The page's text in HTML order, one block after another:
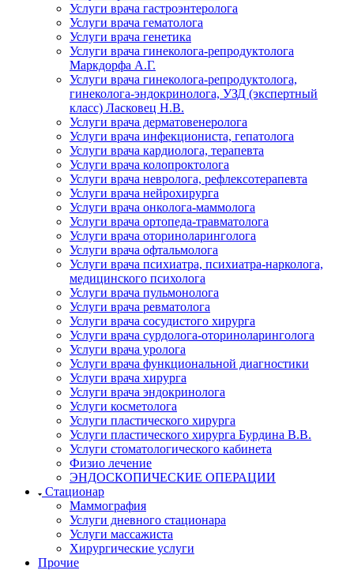
Услуги врача гастроэнтеролога
Услуги врача гематолога
Услуги врача генетика
Услуги врача гинеколога-репродуктолога
Маркдорфа А.Г.
Услуги врача гинеколога-репродуктолога,
гинеколога-эндокринолога, УЗД (экспертный
класс) Ласковец Н.В.
Услуги врача дерматовенеролога
Услуги врача инфекциониста, гепатолога
Услуги врача кардиолога, терапевта
Услуги врача колопроктолога
Услуги врача невролога, рефлексотерапевта
Услуги врача нейрохирурга
Услуги врача онколога-маммолога
Услуги врача ортопеда-травматолога
Услуги врача оториноларинголога
Услуги врача офтальмолога
Услуги врача психиатра, психиатра-нарколога,
медицинского психолога
Услуги врача пульмонолога
Услуги врача ревматолога
Услуги врача сосудистого хирурга
Услуги врача сурдолога-оториноларинголога
Услуги врача уролога
Услуги врача функциональной диагностики
Услуги врача хирурга
Услуги врача эндокринолога
Услуги косметолога
Услуги пластического хирурга
Услуги пластического хирурга Бурдина В.В.
Услуги стоматологического кабинета
Физио лечение
ЭНДОСКОПИЧЕСКИЕ ОПЕРАЦИИ
Стационар
Маммография
Услуги дневного стационара
Услуги массажиста
Хирургические услуги
Прочие